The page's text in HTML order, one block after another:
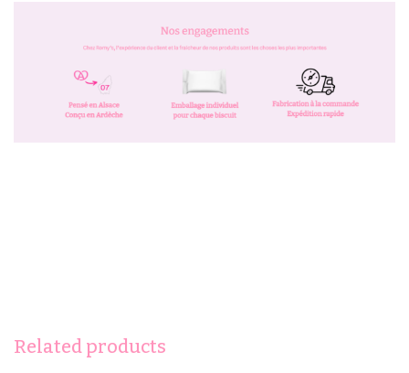
Related products